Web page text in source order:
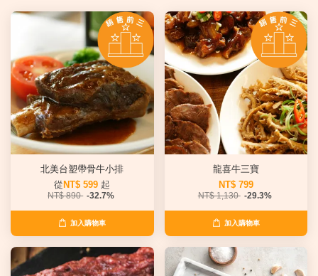
北美台塑帶骨牛小排
從 NT$ 599 起
NT$ 890 -32.7%
加入購物車
龍喜牛三寶
NT$ 799
NT$ 1,130 -29.3%
加入購物車